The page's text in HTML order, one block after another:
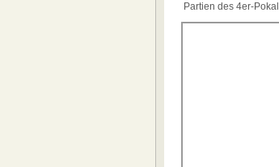
Partien des 4er-